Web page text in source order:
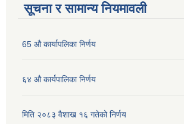
सूचना र सामान्य नियमावली
65 औ कार्यापलिका निर्णय
६४ औ कार्यपालिका निर्णय
मिति २०८३ वैशाख १६ गतेको निर्णय